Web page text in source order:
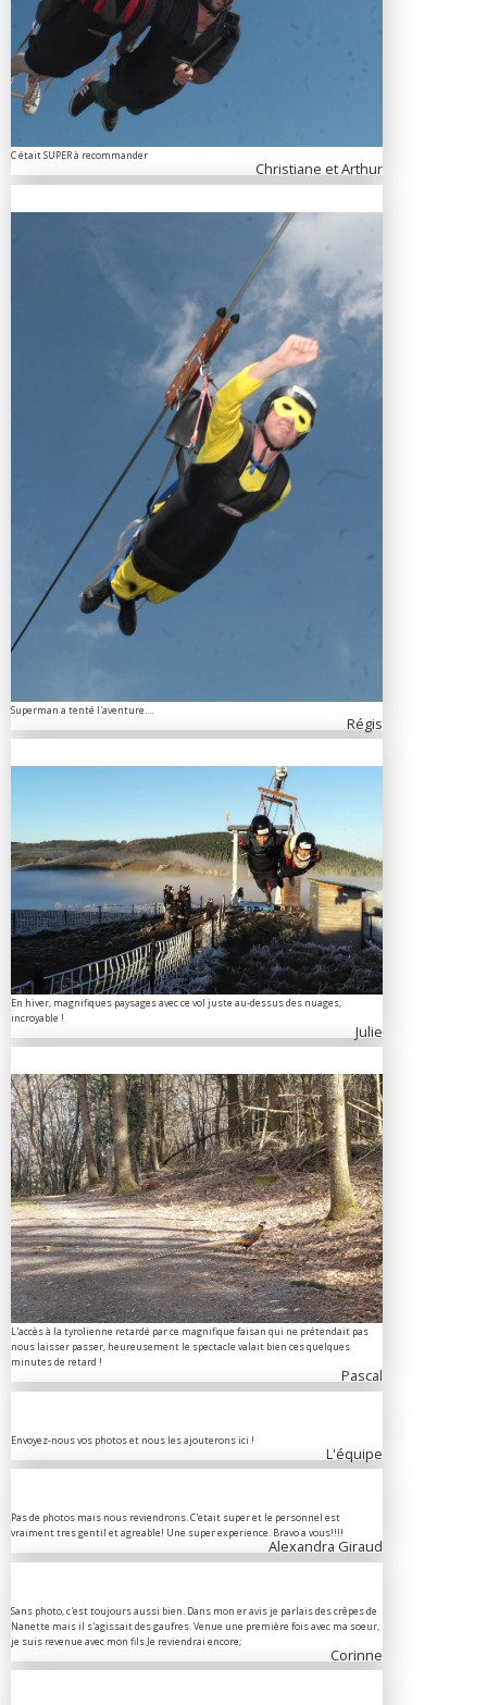
C était SUPER à recommander
Christiane et Arthur
Superman a tenté l'aventure....
Régis
En hiver, magnifiques paysages avec ce vol juste au-dessus des nuages,
incroyable !
Julie
L'accès à la tyrolienne retardé par ce magnifique faisan qui ne prétendait pas
nous laisser passer, heureusement le spectacle valait bien ces quelques
minutes de retard !
Pascal
Envoyez-nous vos photos et nous les ajouterons ici !
L'équipe
Pas de photos mais nous reviendrons. C'etait super et le personnel est
vraiment tres gentil et agreable! Une super experience. Bravo a vous!!!!
Alexandra Giraud
Sans photo, c'est toujours aussi bien. Dans mon er avis je parlais des crêpes de
Nanette mais il s'agissait des gaufres. Venue une première fois avec ma soeur,
je suis revenue avec mon fils.Je reviendrai encore;
Corinne